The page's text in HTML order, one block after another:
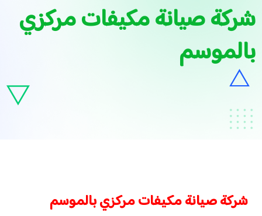
شركة صيانة مكيفات مركزي
بالموسم
شركة صيانة مكيفات مركزي بالموسم